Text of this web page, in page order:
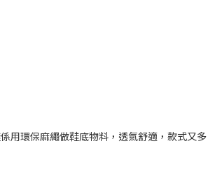
環保麻繩做鞋底物料，透氣舒適，款式又